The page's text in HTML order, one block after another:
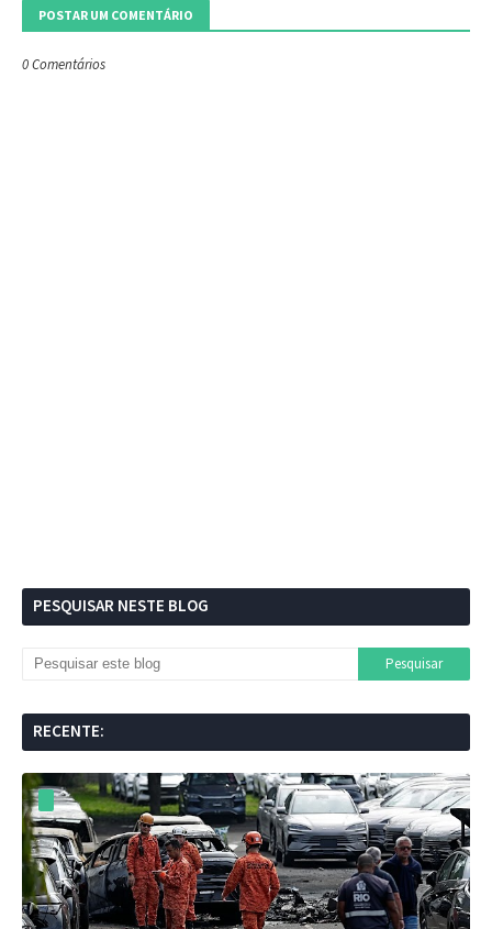
POSTAR UM COMENTÁRIO
0 Comentários
PESQUISAR NESTE BLOG
RECENTE: